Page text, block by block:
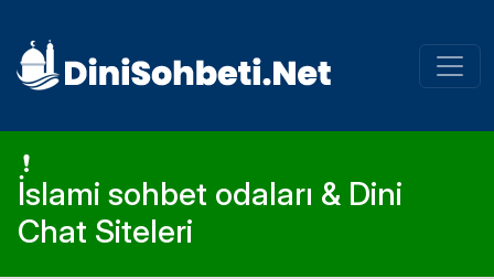
İslami sohbet odaları & Dini
Chat Siteleri